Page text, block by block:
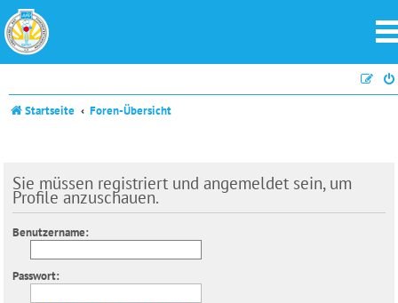
Startseite Foren-Übersicht
Sie müssen registriert und angemeldet sein, um
Profile anzuschauen.
Benutzername:
Passwort: